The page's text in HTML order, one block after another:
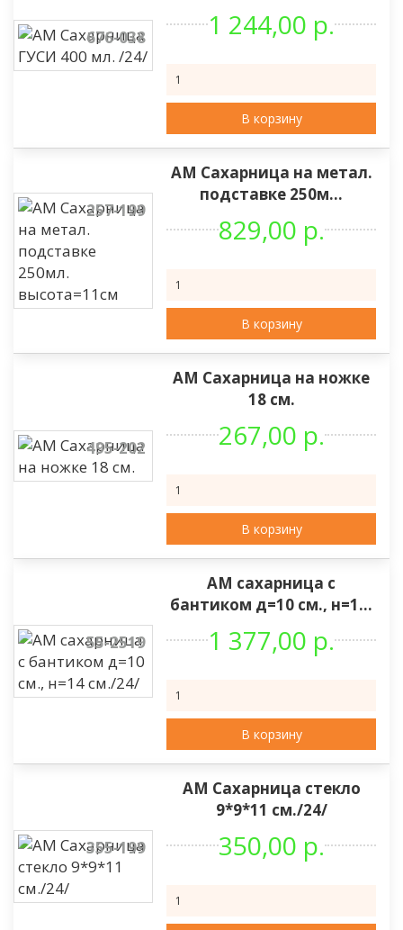
676-038 1 244,00 р.
В корзину
257-199
АМ Сахарница на метал.
подставке 250м...
829,00 р.
В корзину
495-202
АМ Сахарница на ножке
18 см.
267,00 р.
В корзину
55-2519
АМ сахарница с
бантиком д=10 см., н=1...
1 377,00 р.
В корзину
355-199
АМ Сахарница стекло
9*9*11 см./24/
350,00 р.